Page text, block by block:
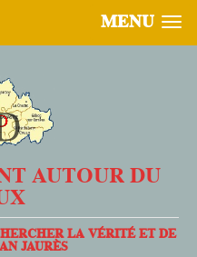
MENU
AUTOUR DU
LA VÉRITÉ ET DE
JAURÈS